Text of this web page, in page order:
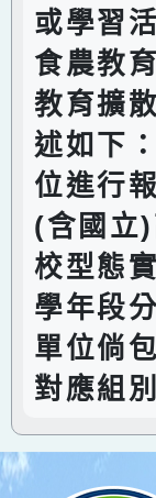
或學習
食農教
教育擴
述如下
位進行
(含國立
校型態
學年段
單位倘
對應組